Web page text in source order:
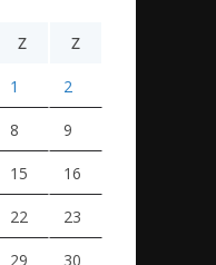
Z Z
1 2
8 9
15 16
22 23
29 30